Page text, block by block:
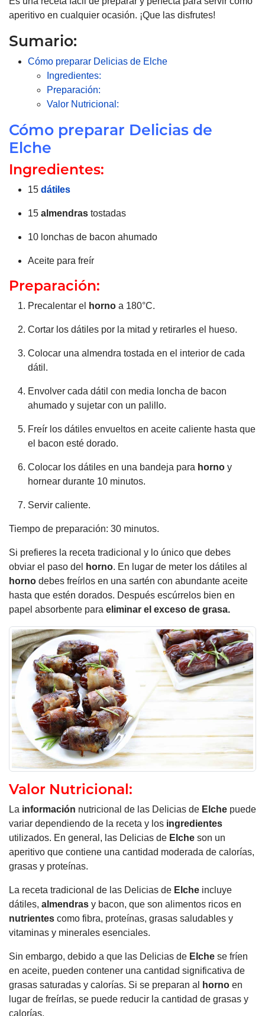
aperitivo en cualquier ocasión. ¡Que las disfrutes!
Sumario:
Cómo preparar Delicias de Elche
Ingredientes:
Preparación:
Valor Nutricional:
Cómo preparar Delicias de
Elche
Ingredientes:
15 dátiles
15 almendras tostadas
10 lonchas de bacon ahumado
Aceite para freír
Preparación:
Precalentar el horno a 180°C.
Cortar los dátiles por la mitad y retirarles el hueso.
Colocar una almendra tostada en el interior de cada
dátil.
Envolver cada dátil con media loncha de bacon
ahumado y sujetar con un palillo.
Freír los dátiles envueltos en aceite caliente hasta que
el bacon esté dorado.
Colocar los dátiles en una bandeja para horno y
hornear durante 10 minutos.
Servir caliente.
Tiempo de preparación: 30 minutos.
Si prefieres la receta tradicional y lo único que debes
obviar el paso del
horno. En lugar de meter los dátiles al
horno debes freírlos en una sartén con abundante aceite
hasta que estén dorados. Después escúrrelos bien en
papel absorbente para eliminar el exceso de grasa.
Valor Nutricional:
La información nutricional de las Delicias de Elche puede
variar dependiendo de la receta y los ingredientes
utilizados. En general, las Delicias de Elche son un
aperitivo que contiene una cantidad moderada de calorías,
grasas y proteínas.
La receta tradicional de las Delicias de Elche incluye
dátiles, almendras y bacon, que son alimentos ricos en
nutrientes como fibra, proteínas, grasas saludables y
vitaminas y minerales esenciales.
Sin embargo, debido a que las Delicias de Elche se fríen
en aceite, pueden contener una cantidad significativa de
grasas saturadas y calorías. Si se preparan al horno en
lugar de freírlas, se puede reducir la cantidad de grasas y
calorías.